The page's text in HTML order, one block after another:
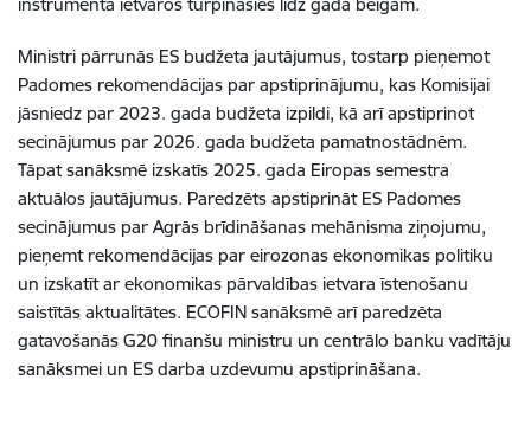
Ministri pārrunās ES budžeta jautājumus, tostarp pieņemot
Padomes rekomendācijas par apstiprinājumu, kas Komisijai
jāsniedz par 2023. gada budžeta izpildi, kā arī apstiprinot
secinājumus par 2026. gada budžeta pamatnostādnēm.
Tāpat sanāksmē izskatīs 2025. gada Eiropas semestra
aktuālos jautājumus. Paredzēts apstiprināt ES Padomes
secinājumus par Agrās brīdināšanas mehānisma ziņojumu,
pieņemt rekomendācijas par eirozonas ekonomikas politiku
un izskatīt ar ekonomikas pārvaldības ietvara īstenošanu
saistītās aktualitātes. ECOFIN sanāksmē arī paredzēta
gatavošanās G20 finanšu ministru un centrālo banku vadītāju
sanāksmei un ES darba uzdevumu apstiprināšana.